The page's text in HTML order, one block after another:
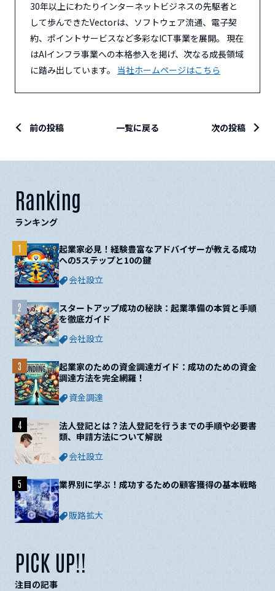
30年以上にわたりインターネットビジネスの先駆者と
して歩んできたVectorは、ソフトウェア流通、電子契
約、ポイントサービスなど多彩なICT事業を展開。 現在
はAIインフラ事業への本格参入を掲げ、次なる成長領域
に踏み出しています。 当社ホームページはこちら
前の投稿 一覧に戻る 次の投稿
Ranking
ランキング
起業家必見！経験豊富なアドバイザーが教える成功
への5ステップと10の鍵
会社設立
1
スタートアップ成功の秘訣：起業準備の本質と手順
を徹底ガイド
会社設立
2
起業家のための資金調達ガイド：成功のための資金
調達方法を完全網羅！
資金調達
3
法人登記とは？法人登記を行うまでの手順や必要書
類、申請方法について解説
会社設立
4
業界別に学ぶ！成功するための顧客獲得の基本戦略
販路拡大
5
PICK UP!!
注目の記事